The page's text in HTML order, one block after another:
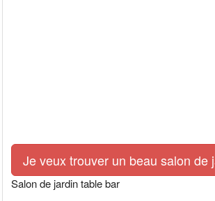
Je veux trouver un beau salon
Salon de jardin table bar